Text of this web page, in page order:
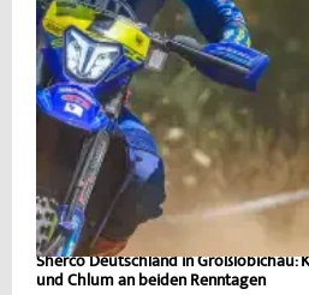
Sherco Deutschland in Großlöbichau:
und Chlum an beiden Renntagen